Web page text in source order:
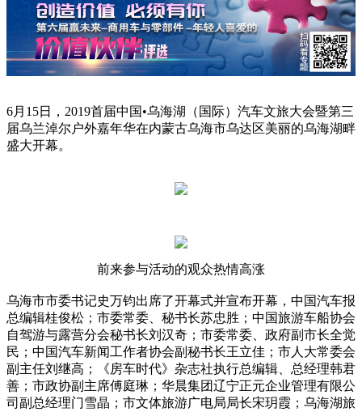
6月15日，2019首届中国•乌海湖（国际）汽车文旅大会暨第三
届乌兰淖尔户外嘉年华在内蒙古乌海市乌达区美丽的乌海湖畔
盛大开幕。
前来参与活动的观众热情高涨
乌海市市委书记史万钧出席了开幕式并宣布开幕，中国汽车报
总编辑桂俊松；市委常委、秘书长苏忠胜；中国旅游车船协会
自驾游与露营分会秘书长刘汉奇；市委常委、政府副市长全觉
民；中国汽车新闻工作者协会副秘书长王立佳；市人大常委会
副主任刘继高；《房车时代》杂志社执行总编辑、总经理韩君
善；市政协副主席傅庭琳；华晨集团辽宁正元企业管理有限公
司副总经理门雪晶；市文体旅游广电局局长宋玥霞；乌海湖旅